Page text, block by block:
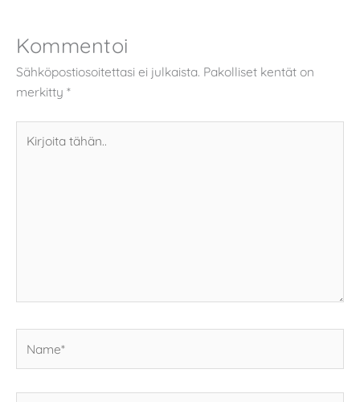
Kommentoi
Sähköpostiosoitettasi ei julkaista. Pakolliset kentät on
merkitty *
tähän..